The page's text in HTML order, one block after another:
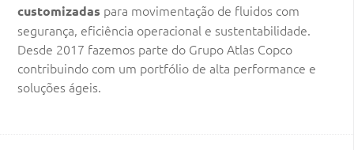
customizadas para movimentação de fluidos com
segurança, eficiência operacional e sustentabilidade.
Desde 2017 fazemos parte do Grupo Atlas Copco
contribuindo com um portfólio de alta performance e
soluções ágeis.